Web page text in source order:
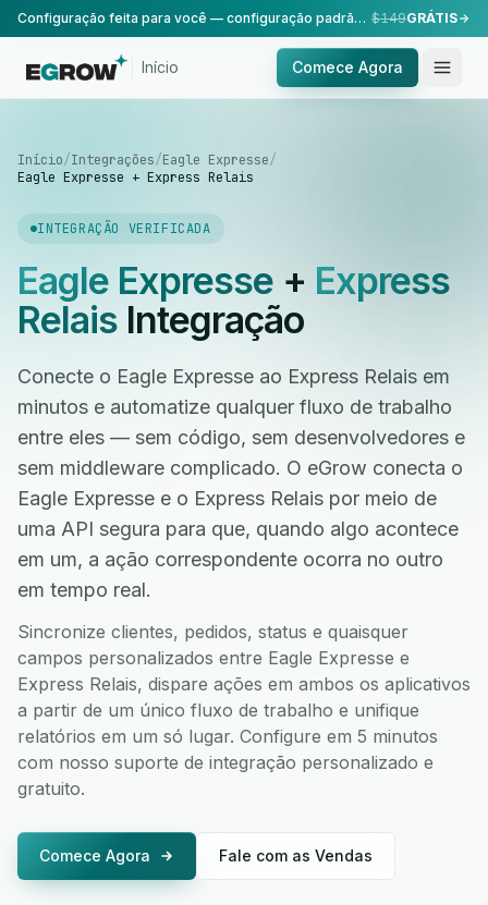
Configuração feita para você — configuração padrão, realizada pela nossa equipe. $149GRÁTIS
Início Comece Agora
Início/Integrações/Eagle Expresse/
Eagle Expresse + Express Relais
INTEGRAÇÃO VERIFICADA
Eagle Expresse+ Express
RelaisIntegração
Conecte o Eagle Expresse ao Express Relais em
minutos e automatize qualquer fluxo de trabalho
entre eles — sem código, sem desenvolvedores e
sem middleware complicado. O eGrow conecta o
Eagle Expresse e o Express Relais por meio de
uma API segura para que, quando algo acontece
em um, a ação correspondente ocorra no outro
em tempo real.
Sincronize clientes, pedidos, status e quaisquer
campos personalizados entre Eagle Expresse e
Express Relais, dispare ações em ambos os aplicativos
a partir de um único fluxo de trabalho e unifique
relatórios em um só lugar. Configure em 5 minutos
com nosso suporte de integração personalizado e
gratuito.
Comece Agora Fale com as Vendas